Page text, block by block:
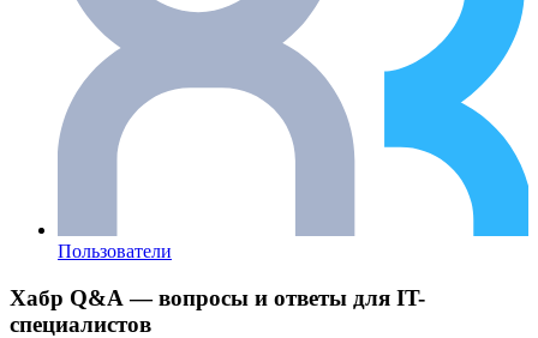
Пользователи
Хабр Q&A — вопросы и ответы для IT-
специалистов